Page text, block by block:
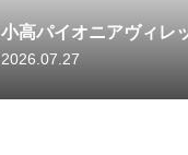
小高パイオニアヴィレ
2026.07.27